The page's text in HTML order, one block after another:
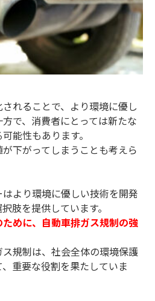
れることで、より環境に優し
で、消費者にとっては新たな
能性もあります。
下がってしまうことも考えら
より環境に優しい技術を開発
肢を提供しています。
めに、自動車排ガス規制の強
規制は、社会全体の環境保護
重要な役割を果たしていま